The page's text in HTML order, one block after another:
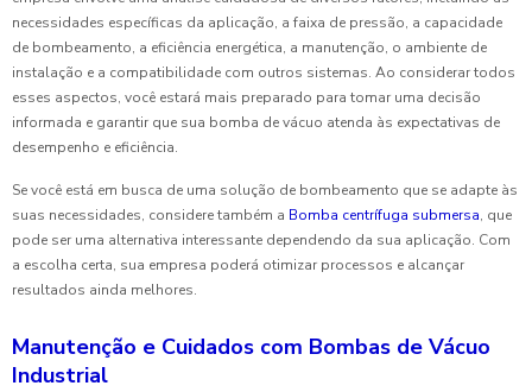
necessidades específicas da aplicação, a faixa de pressão, a capacidade
de bombeamento, a eficiência energética, a manutenção, o ambiente de
instalação e a compatibilidade com outros sistemas. Ao considerar todos
esses aspectos, você estará mais preparado para tomar uma decisão
informada e garantir que sua bomba de vácuo atenda às expectativas de
desempenho e eficiência.
Se você está em busca de uma solução de bombeamento que se adapte às
suas necessidades, considere também a Bomba centrífuga submersa, que
pode ser uma alternativa interessante dependendo da sua aplicação. Com
a escolha certa, sua empresa poderá otimizar processos e alcançar
resultados ainda melhores.
Manutenção e Cuidados com Bombas de Vácuo
Industrial